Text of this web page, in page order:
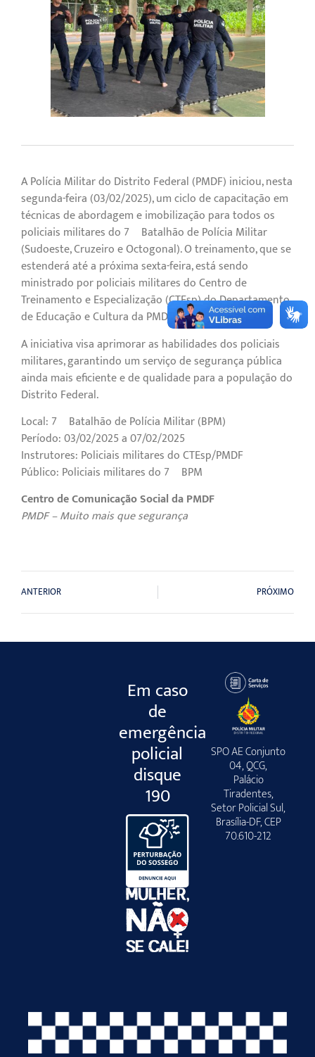
A Polícia Militar do Distrito Federal (PMDF) iniciou, nesta
segunda-feira (03/02/2025), um ciclo de capacitação em
técnicas de abordagem e imobilização para todos os
policiais militares do 7º Batalhão de Polícia Militar
(Sudoeste, Cruzeiro e Octogonal). O treinamento, que se
estenderá até a próxima sexta-feira, está sendo
ministrado por policiais militares do Centro de
Treinamento e Especialização (CTEsp) do Departamento
de Educação e Cultura da PMDF.
A iniciativa visa aprimorar as habilidades dos policiais
militares, garantindo um serviço de segurança pública
ainda mais eficiente e de qualidade para a população do
Distrito Federal.
Local: 7º Batalhão de Polícia Militar (BPM)
Período: 03/02/2025 a 07/02/2025
Instrutores: Policiais militares do CTEsp/PMDF
Público: Policiais militares do 7º BPM
Centro de Comunicação Social da PMDF
PMDF – Muito mais que segurança
ANTERIOR PRÓXIMO
Em caso
de
emergência
policial
disque
190
SPO AE Conjunto
04, QCG,
Palácio
Tiradentes,
Setor Policial Sul,
Brasília-DF, CEP
70.610-212